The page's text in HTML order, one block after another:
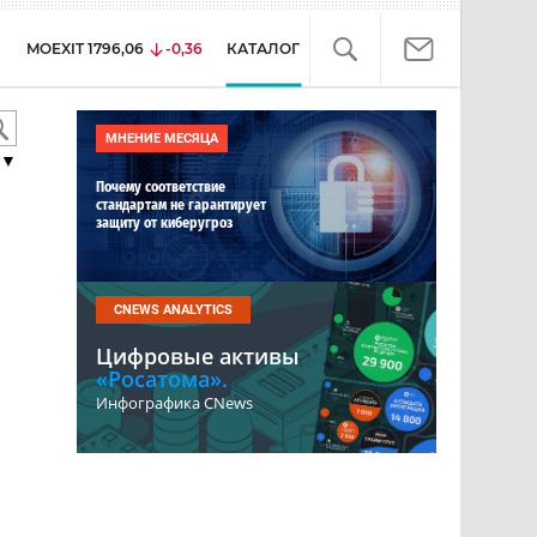
MOEXIT 1796,06 -0,36 КАТАЛОГ
▼
МНЕНИЕ МЕСЯЦА
Почему соответствие
стандартам не гарантирует
защиту от киберугроз
CNEWS ANALYTICS
Цифровые активы
«Росатома».
Инфографика CNews